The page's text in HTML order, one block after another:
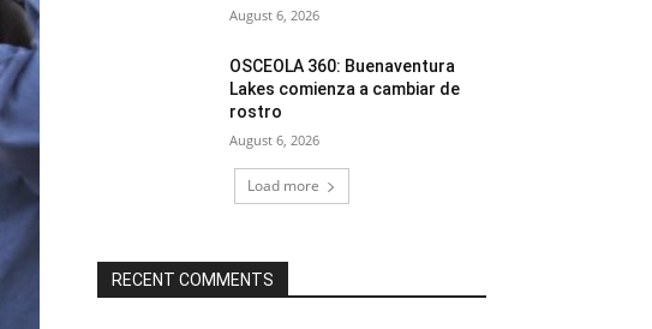
August 6, 2026
OSCEOLA 360: Buenaventura
Lakes comienza a cambiar de
rostro
August 6, 2026
Load more
RECENT COMMENTS